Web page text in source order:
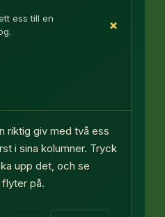
ess till en
+
riktig giv med två ess
i sina kolumner. Tryck
upp det, och se
flyter på.